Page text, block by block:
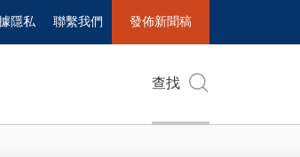
隱私 聯繫我們 發佈新聞稿
查找